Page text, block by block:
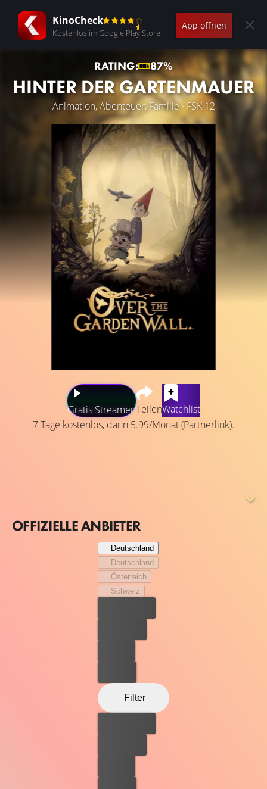
KinoCheck
Kostenlos im Google Play Store
App öffnen
RATING: 87%
HINTER DER GARTENMAUER
Animation, Abenteuer, Familie · FSK 12
Gratis StreamenTeilenWatchlist
7 Tage kostenlos, dann 5.99/Monat (Partnerlink).
einem weisen, alten Förster und dem Rotkehlchen
OFFIZIELLE ANBIETER
Deutschland
Deutschland
Österreich
Schweiz
Filter